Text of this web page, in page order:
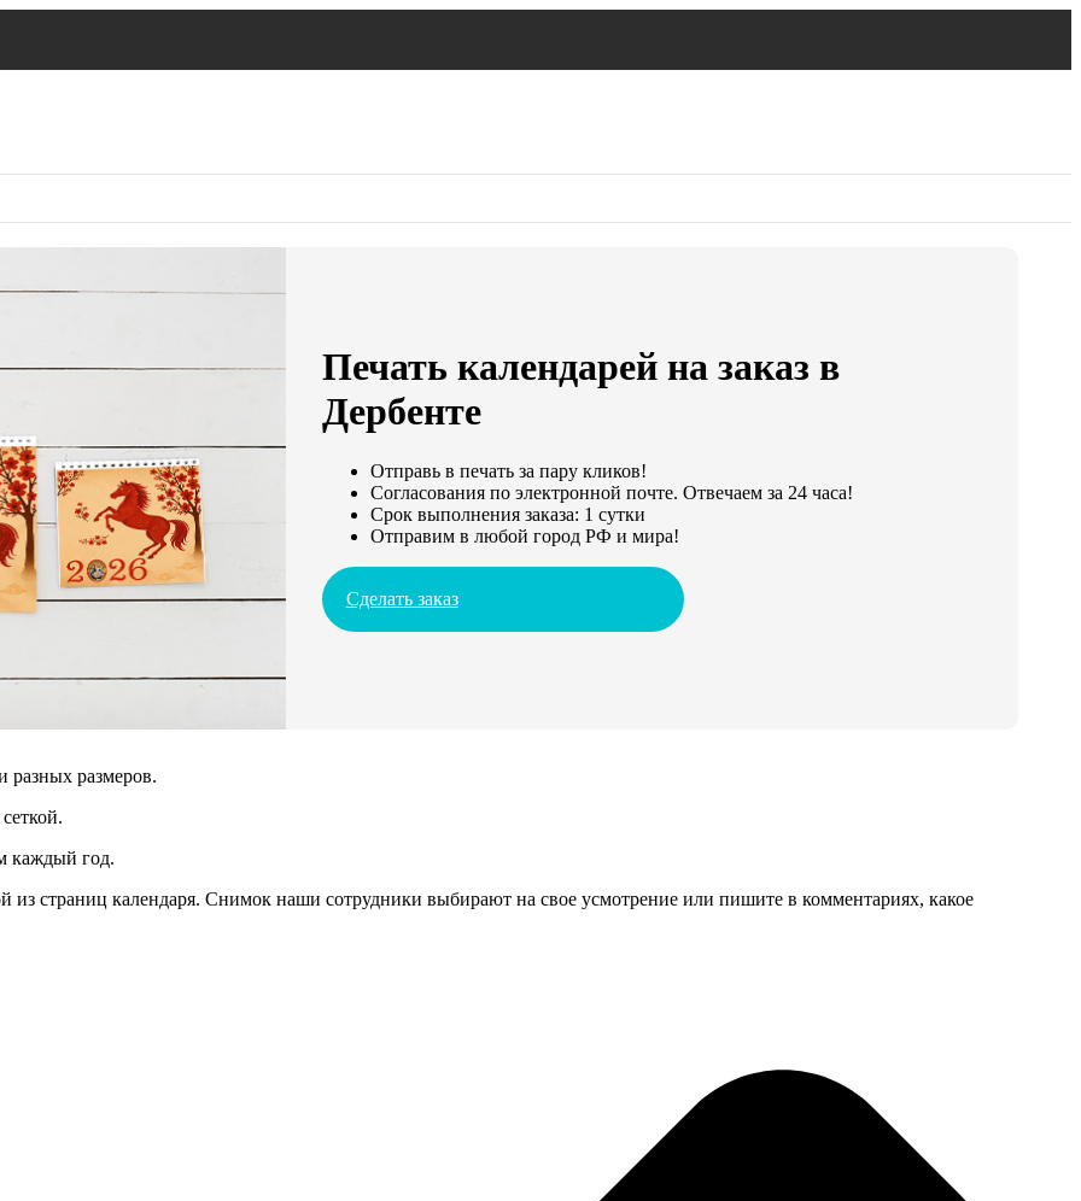
Печать календарей на заказ в
Дербенте
Отправь в печать за пару кликов!
Согласования по электронной почте. Отвечаем за 24 часа!
Срок выполнения заказа: 1 сутки
Отправим в любой город РФ и мира!
Сделать заказ
разных размеров.
каждый год.
страниц календаря. Снимок наши сотрудники выбирают на свое усмотрение или пишите в комментариях, какое